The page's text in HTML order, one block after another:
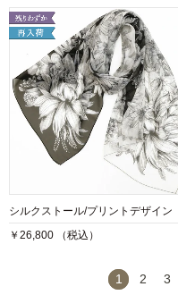
シルクストール/プリントデザイン
￥26,800 （税込）
1 2 3